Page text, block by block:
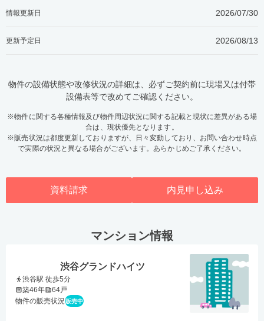
情報更新日 2026/07/30
更新予定日 2026/08/13
物件の設備状態や改修状況の詳細は、必ずご契約前に現場又は付帯
設備表等で改めてご確認ください。
※物件に関する各種情報及び物件周辺状況に関する記載と現状に差異がある場
合は、現状優先となります。
※販売状況は都度更新しておりますが、日々変動しており、お問い合わせ時点
で実際の状況と異なる場合がございます。あらかじめご了承ください。
資料請求 内見申し込み
マンション情報
渋谷グランドハイツ
渋谷駅 徒歩5分
築46年
64戸
物件の販売状況販売中